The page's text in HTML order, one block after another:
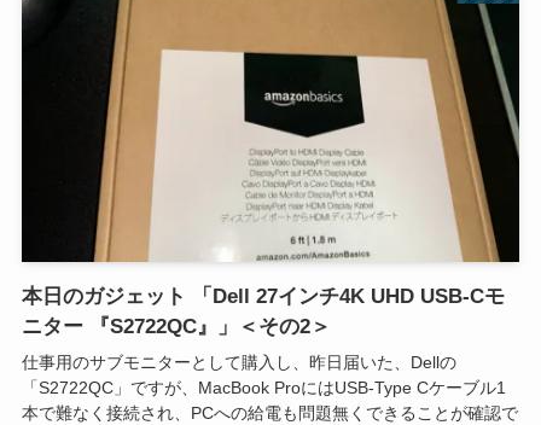
本日のガジェット 「Dell 27インチ4K UHD USB-Cモ
ニター 『S2722QC』」＜その2＞
仕事用のサブモニターとして購入し、昨日届いた、Dellの
「S2722QC」ですが、MacBook ProにはUSB-Type Cケーブル1
本で難なく接続され、PCへの給電も問題無くできることが確認で